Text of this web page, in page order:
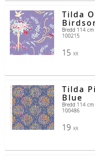
Tilda
Bredd 114 cm
100215
15 KR
Tilda
Blue
Bredd 114 cm
100486
19 KR